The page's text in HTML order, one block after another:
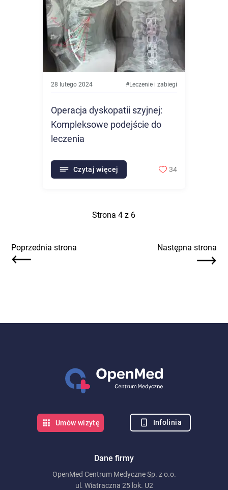
28 lutego 2024 #Leczenie i zabiegi
Operacja dyskopatii szyjnej:
Kompleksowe podejście do
leczenia
Czytaj więcej 34
Strona4 z 6
Poprzednia strona Następna strona
Dane firmy
OpenMed Centrum Medyczne Sp. z o.o.
ul. Wiatraczna 25 lok. U2
Umów wizytę Infolinia